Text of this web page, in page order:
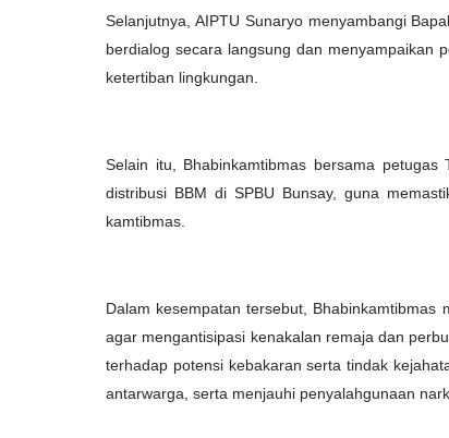
Selanjutnya, AIPTU Sunaryo menyambangi
berdialog secara langsung dan menyampaikan
ketertiban lingkungan.
Selain itu, Bhabinkamtibmas bersama
distribusi BBM di SPBU Bunsay, guna
kamtibmas.
Dalam kesempatan tersebut,
agar mengantisipasi kenakalan remaja dan
terhadap potensi kebakaran serta tindak
antarwarga, serta menjauhi penyalahgunaan